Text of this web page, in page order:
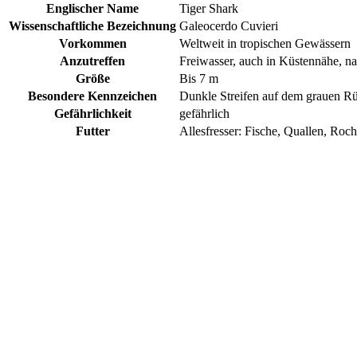
Englischer Name
Tiger Shark
Wissenschaftliche Bezeichnung Galeocerdo Cuvieri
Vorkommen
Weltweit in tropischen Gewässern
Anzutreffen
Freiwasser, auch in Küstennähe,
Größe
Bis 7 m
Besondere Kennzeichen
Dunkle Streifen auf dem grauen
Gefährlichkeit
gefährlich
Futter
Allesfresser: Fische, Quallen,